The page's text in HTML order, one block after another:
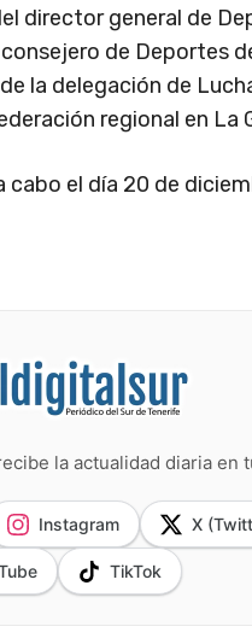
director general de
de Deportes
la delegación de
regional en La
el día 20 de
la actualidad diaria en
Instagram X
TikTok